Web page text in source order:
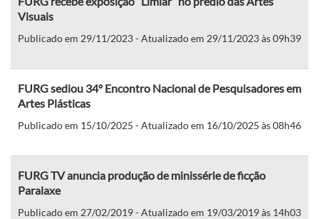
Visuais
Publicado em 29/11/2023 - Atualizado em 29/11/2023 às 09h39
FURG sediou 34º Encontro Nacional de Pesquisadores em
Artes Plásticas
Publicado em 15/10/2025 - Atualizado em 16/10/2025 às 08h46
FURG TV anuncia produção de minissérie de ficção
Paralaxe
Publicado em 27/02/2019 - Atualizado em 19/03/2019 às 14h03